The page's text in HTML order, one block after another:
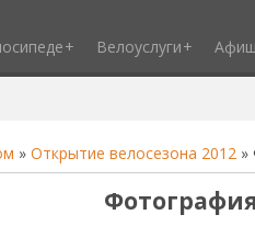
Велоуслуги
» Открытие велосезона 2012 »